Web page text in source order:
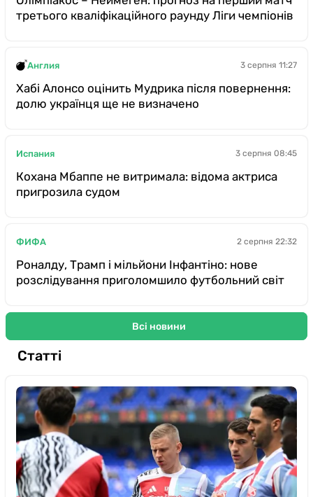
третього кваліфікаційного раунду Ліги чемпіонів
Англия 3 серпня 11:27
Хабі Алонсо оцінить Мудрика після повернення:
долю українця ще не визначено
Испания 3 серпня 08:45
Кохана Мбаппе не витримала: відома актриса
пригрозила судом
ФИФА 2 серпня 22:32
Роналду, Трамп і мільйони Інфантіно: нове
розслідування приголомшило футбольний світ
Всі новини
Статті